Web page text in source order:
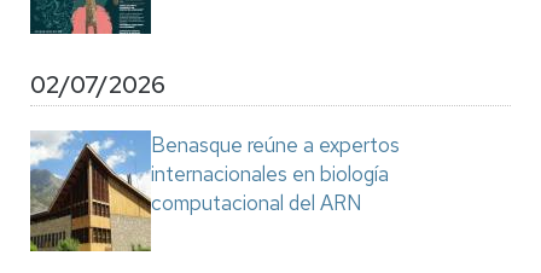
02/07/2026
Benasque reúne a expertos
internacionales en biología
computacional del ARN